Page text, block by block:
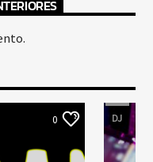
0 DJ